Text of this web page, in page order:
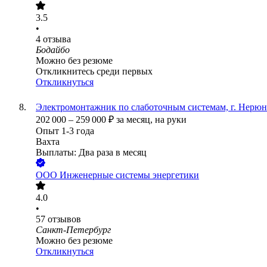
3.5
•
4 отзыва
Бодайбо
Можно без резюме
Откликнитесь среди первых
Откликнуться
Электромонтажник по слаботочным системам, г.
202 000 – 259 000 ₽ за месяц, на руки
Опыт 1-3 года
Вахта
Выплаты: Два раза в месяц
ООО Инженерные системы энергетики
4.0
•
57 отзывов
Санкт-Петербург
Можно без резюме
Откликнуться